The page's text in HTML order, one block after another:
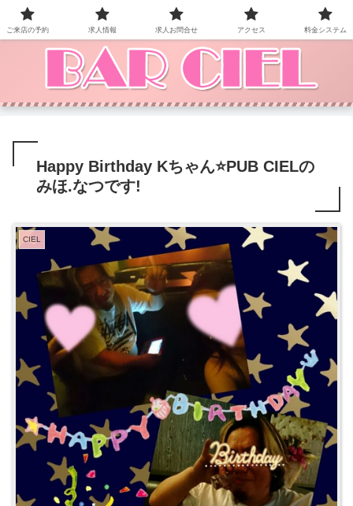
BAR CIEL！ご来店お待ちしています。
Happy Birthday Kちゃん⭐PUB CIELの
みほ.なつです!
CIEL
ご来店の予約 求人情報 求人お問合せ アクセス 料金システム